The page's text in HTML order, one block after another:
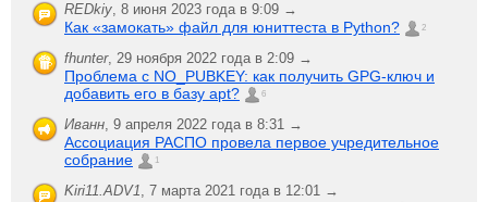
REDkiy, 8 июня 2023 года в 9:09 →
Как «замокать» файл для юниттеста в Python? 2
fhunter, 29 ноября 2022 года в 2:09 →
Проблема с NO_PUBKEY: как получить GPG-ключ и
добавить его в базу apt?
6
Иванн, 9 апреля 2022 года в 8:31 →
Ассоциация РАСПО провела первое учредительное
собрание
1
Kiri11.ADV1, 7 марта 2021 года в 12:01 →